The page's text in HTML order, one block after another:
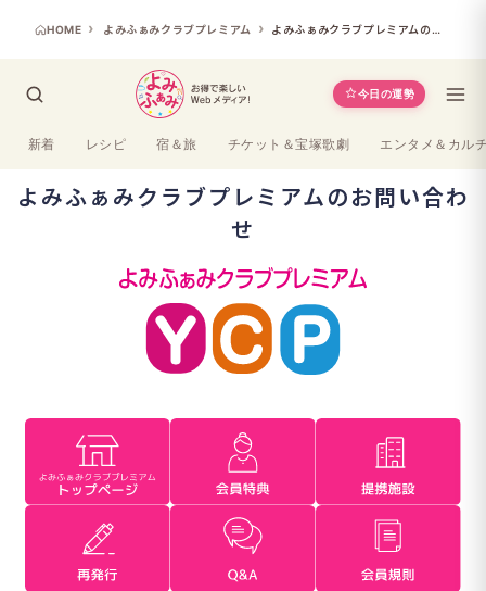
HOME よみふぁみクラブプレミアム よみふぁみクラブプレミアムのお問い合わせ
今日の運勢
新着 レシピ 宿＆旅 チケット＆宝塚歌劇 エンタメ＆カル
よみふぁみクラブプレミアムのお問い合わ
せ